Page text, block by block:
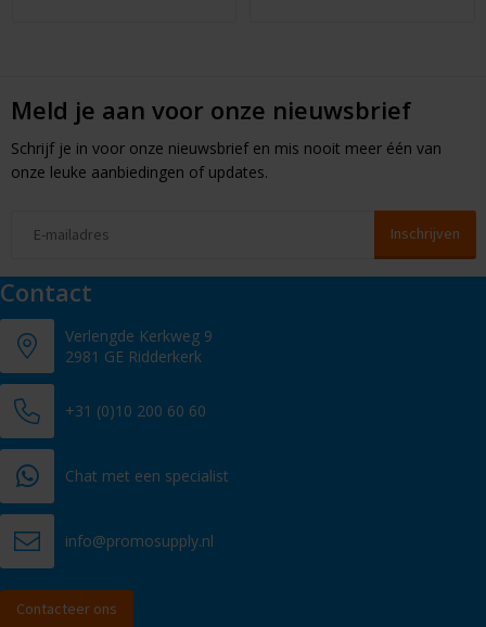
Meld je aan voor onze nieuwsbrief
Schrijf je in voor onze nieuwsbrief en mis nooit meer één van
onze leuke aanbiedingen of updates.
Contact
Verlengde Kerkweg 9
2981 GE Ridderkerk
+31 (0)10 200 60 60
Chat met een specialist
info@promosupply.nl
Contacteer ons